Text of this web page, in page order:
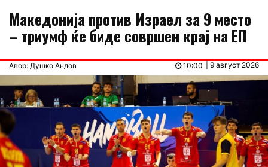
Македонија против Израел за 9 место
– триумф ќе биде совршен крај на ЕП
Авор: Душко Андов | 9 август 2026
10:00